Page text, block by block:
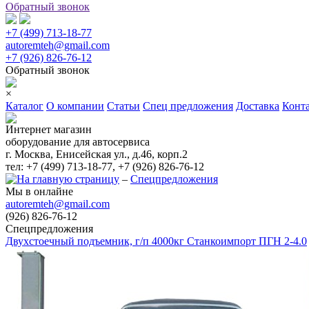
Обратный звонок
+7 (499) 713-18-77
autoremteh@gmail.com
+7 (926) 826-76-12
Обратный звонок
×
Каталог О компании Статьи Спец предложения Доставка
Интернет магазин
оборудование для автосервиса
г. Москва, Енисейская ул., д.46, корп.2
тел: +7 (499) 713-18-77, +7 (926) 826-76-12
– Спецпредложения
Мы в онлайне
autoremteh@gmail.com
(926) 826-76-12
Спецпредложения
Двухстоечный подъемник, г/п 4000кг Станкоимпорт ПГН 2-4.0